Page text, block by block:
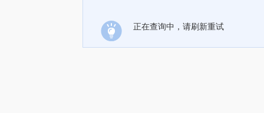
正在查询中，请刷新重试